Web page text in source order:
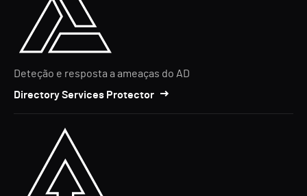
Deteção e resposta a ameaças do AD
Directory Services Protector